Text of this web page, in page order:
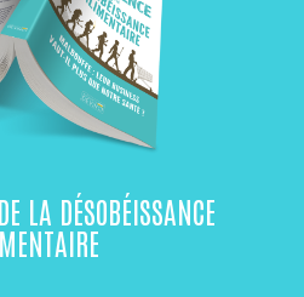
LA DÉSOBÉISSANCE​